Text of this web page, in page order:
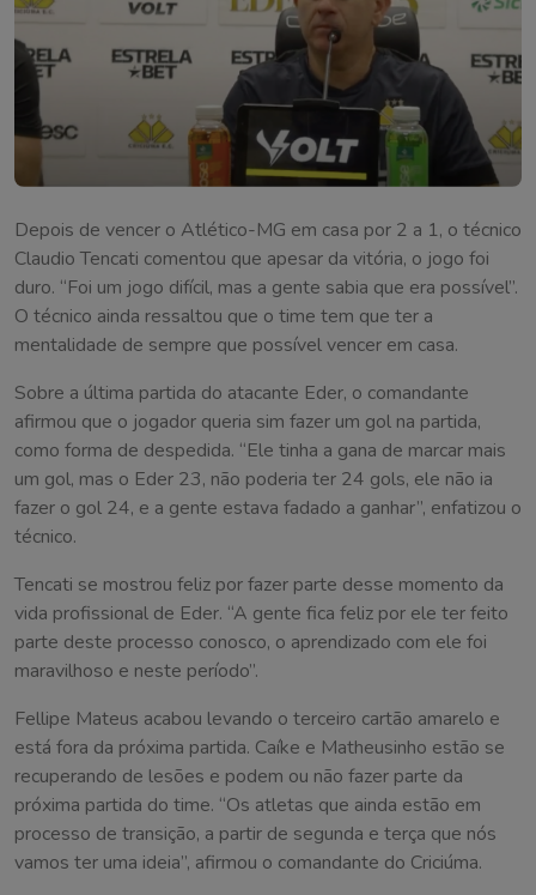
Depois de vencer o Atlético-MG em casa por 2 a 1, o técnico
Claudio Tencati comentou que apesar da vitória, o jogo foi
duro. “Foi um jogo difícil, mas a gente sabia que era possível”.
O técnico ainda ressaltou que o time tem que ter a
mentalidade de sempre que possível vencer em casa.
Sobre a última partida do atacante Eder, o comandante
afirmou que o jogador queria sim fazer um gol na partida,
como forma de despedida. “Ele tinha a gana de marcar mais
um gol, mas o Eder 23, não poderia ter 24 gols, ele não ia
fazer o gol 24, e a gente estava fadado a ganhar”, enfatizou o
técnico.
Tencati se mostrou feliz por fazer parte desse momento da
vida profissional de Eder. “A gente fica feliz por ele ter feito
parte deste processo conosco, o aprendizado com ele foi
maravilhoso e neste período”.
Fellipe Mateus acabou levando o terceiro cartão amarelo e
está fora da próxima partida. Caíke e Matheusinho estão se
recuperando de lesões e podem ou não fazer parte da
próxima partida do time. “Os atletas que ainda estão em
processo de transição, a partir de segunda e terça que nós
vamos ter uma ideia”, afirmou o comandante do Criciúma.